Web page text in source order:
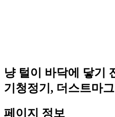
냥 털이 바닥에 닿기
기청정기, 더스트마
페이지 정보